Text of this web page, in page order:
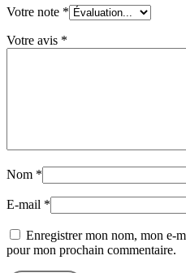
Votre note *
Votre avis *
Nom *
E-mail *
Enregistrer mon nom, mon e-
pour mon prochain commentaire.